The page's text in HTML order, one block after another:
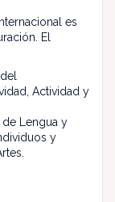
es
El
Actividad y
de Lengua y
y